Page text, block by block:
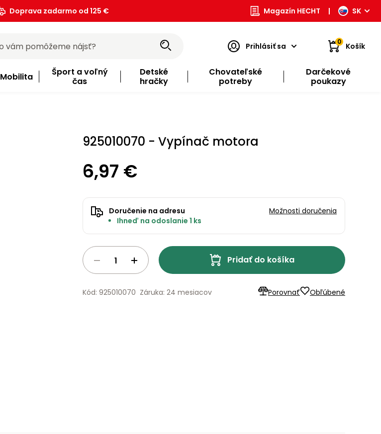
Doprava zadarmo od 125 € Magazín HECHT | SK
Prihlásiť sa 0 Košík
Mobilita
Šport a voľný
čas
Detské
hračky
Chovateľské
potreby
Darčekové
poukazy
925010070 - Vypínač motora
6,97 €
Doručenie na adresu
Ihneď na odoslanie 1 ks
Možnosti doručenia
Pridať do košíka
Porovnať Obľúbené
Kód: 925010070 Záruka: 24 mesiacov